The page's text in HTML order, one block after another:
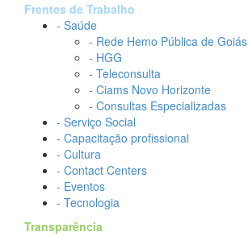
Frentes de Trabalho
- Saúde
- Rede Hemo Pública de Goiás
- HGG
- Teleconsulta
- Ciams Novo Horizonte
- Consultas Especializadas
- Serviço Social
- Capacitação profissional
- Cultura
- Contact Centers
- Eventos
- Tecnologia
Transparência